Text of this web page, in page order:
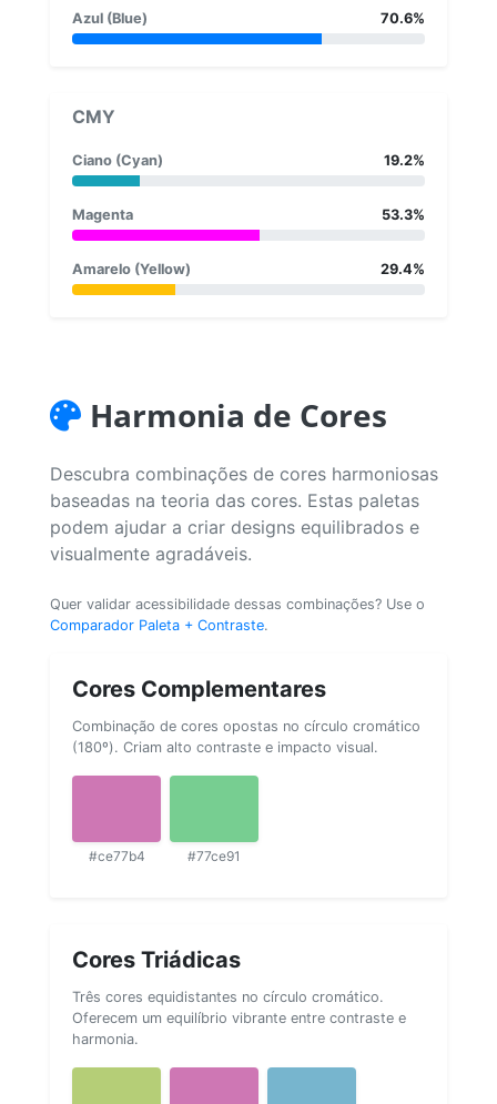
Azul (Blue) 70.6%
CMY
Ciano (Cyan) 19.2%
Magenta 53.3%
Amarelo (Yellow) 29.4%
Harmonia de Cores
Descubra combinações de cores harmoniosas
baseadas na teoria das cores. Estas paletas
podem ajudar a criar designs equilibrados e
visualmente agradáveis.
Quer validar acessibilidade dessas combinações? Use o
Comparador Paleta + Contraste.
Cores Complementares
Combinação de cores opostas no círculo cromático
(180º). Criam alto contraste e impacto visual.
#ce77b4 #77ce91
Cores Triádicas
Três cores equidistantes no círculo cromático.
Oferecem um equilíbrio vibrante entre contraste e
harmonia.